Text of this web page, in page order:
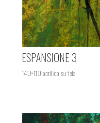
ESPANSIONE 3
140×110 acrilico su tela